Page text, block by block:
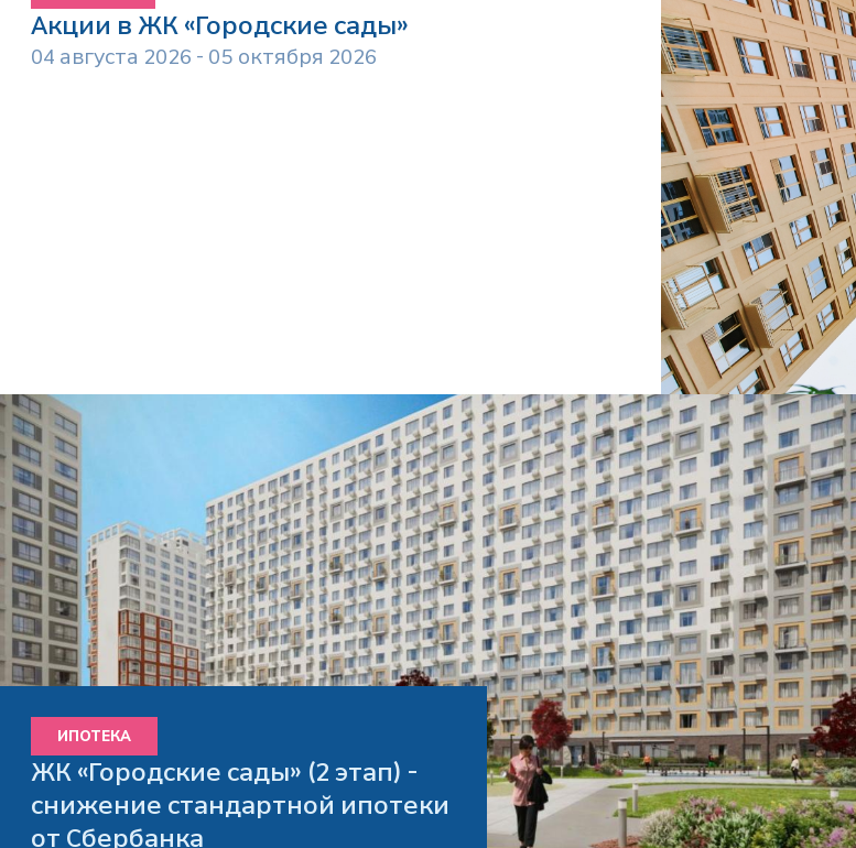
Акции в ЖК «Городские сады»
04 августа 2026 - 05 октября 2026
ИПОТЕКА
ЖК «Городские сады» (2 этап) -
снижение стандартной ипотеки
от Сбербанка